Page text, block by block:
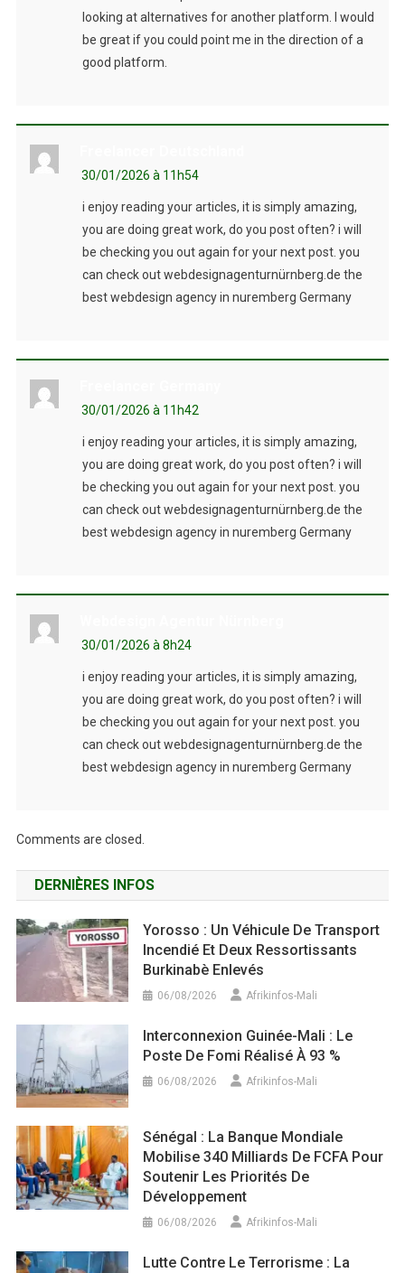
looking at alternatives for another platform. I would
be great if you could point me in the direction of a
good platform.
30/01/2026 à 11h54
i enjoy reading your articles, it is simply amazing,
you are doing great work, do you post often? i will
be checking you out again for your next post. you
can check out webdesignagenturnürnberg.de the
best webdesign agency in nuremberg Germany
30/01/2026 à 11h42
i enjoy reading your articles, it is simply amazing,
you are doing great work, do you post often? i will
be checking you out again for your next post. you
can check out webdesignagenturnürnberg.de the
best webdesign agency in nuremberg Germany
30/01/2026 à 8h24
i enjoy reading your articles, it is simply amazing,
you are doing great work, do you post often? i will
be checking you out again for your next post. you
can check out webdesignagenturnürnberg.de the
best webdesign agency in nuremberg Germany
Comments are closed.
DERNIÈRES INFOS
Yorosso : Un Véhicule De Transport
Incendié Et Deux Ressortissants
Burkinabè Enlevés
06/08/2026 Afrikinfos-Mali
Interconnexion Guinée-Mali : Le
Poste De Fomi Réalisé À 93 %
06/08/2026 Afrikinfos-Mali
Sénégal : La Banque Mondiale
Mobilise 340 Milliards De FCFA Pour
Soutenir Les Priorités De
Développement
06/08/2026 Afrikinfos-Mali
Lutte Contre Le Terrorisme : La